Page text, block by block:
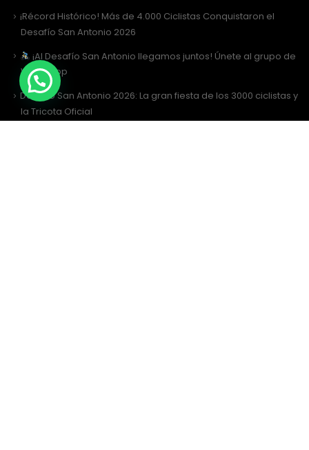
¡Récord Histórico! Más de 4.000 Ciclistas Conquistaron el
Desafío San Antonio 2026
¡Al Desafío San Antonio llegamos juntos! Únete al grupo de
WhatsApp
Desafío San Antonio 2026: La gran fiesta de los 3000 ciclistas y
la Tricota Oficial